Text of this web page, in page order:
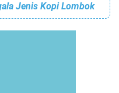
Jenis Kopi Lombok